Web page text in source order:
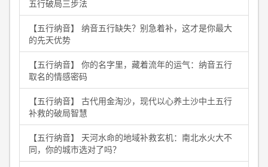
五行破局三步法
【五行纳音】 纳音五行缺失？别急着补，这才是你最大
的先天优势
【五行纳音】 你的名字里，藏着流年的运气：纳音五行
取名的情感密码
【五行纳音】 古代用金淘沙，现代以心养土沙中土五行
补救的破局智慧
【五行纳音】 天河水命的地域补救玄机：南北水火大不
同，你的城市选对了吗？